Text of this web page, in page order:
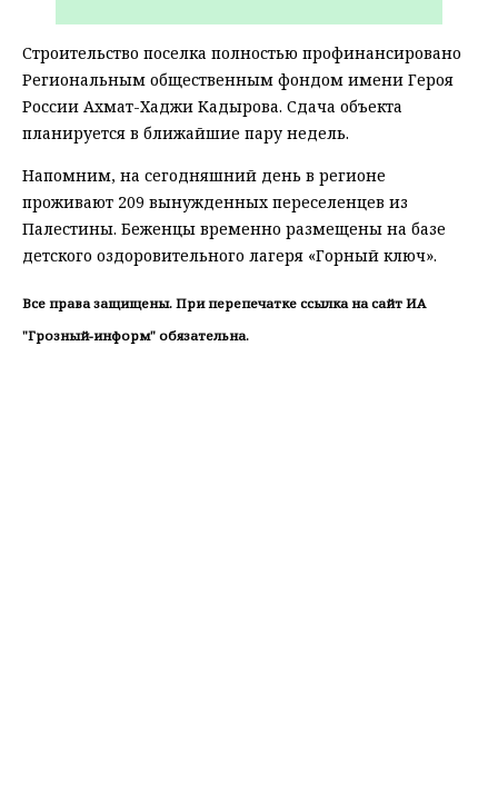
Строительство поселка полностью профинансировано
Региональным общественным фондом имени Героя
России Ахмат-Хаджи Кадырова. Сдача объекта
планируется в ближайшие пару недель.
Напомним, на сегодняшний день в регионе
проживают 209 вынужденных переселенцев из
Палестины. Беженцы временно размещены на базе
детского оздоровительного лагеря «Горный ключ».
Все права защищены. При перепечатке ссылка на сайт ИА
"Грозный-информ" обязательна.